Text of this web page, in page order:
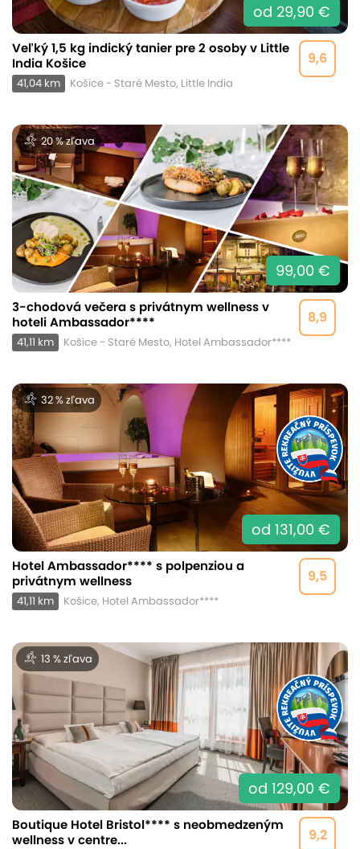
od 29,90 €
9,6
Veľký 1,5 kg indický tanier pre 2 osoby v Little
India Košice
41,04 km Košice - Staré Mesto, Little India
20 % zľava
99,00 €
8,9
3-chodová večera s privátnym wellness v
hoteli Ambassador****
41,11 km Košice - Staré Mesto, Hotel Ambassador****
32 % zľava
od 131,00 €
9,5
Hotel Ambassador**** s polpenziou a
privátnym wellness
41,11 km Košice, Hotel Ambassador****
13 % zľava
od 129,00 €
9,2
Boutique Hotel Bristol**** s neobmedzeným
wellness v centre...